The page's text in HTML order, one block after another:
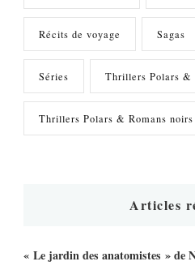
Récits de voyage Sagas
Séries Thrillers Polars &
Thrillers Polars & Romans noirs
Articles
« Le jardin des anatomistes » de